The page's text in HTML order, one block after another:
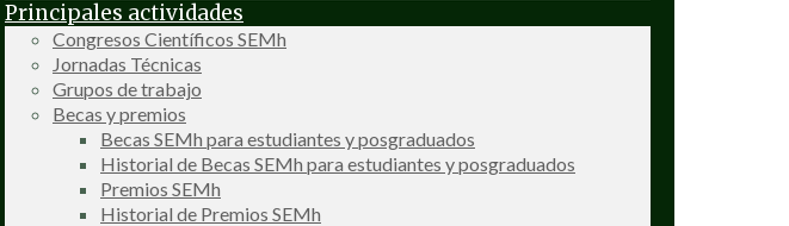
Principales actividades
Congresos Científicos SEMh
Jornadas Técnicas
Grupos de trabajo
Becas y premios
Becas SEMh para estudiantes y posgraduados
Historial de Becas SEMh para estudiantes y posgraduados
Premios SEMh
Historial de Premios SEMh